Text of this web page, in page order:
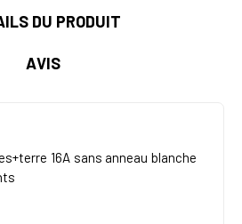
DU PRODUIT
AVIS
16A sans anneau blanche